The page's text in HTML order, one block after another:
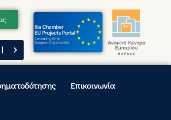
του Προέδρου του Επιμελητηρίου Ηλείας,
Επικοινωνία